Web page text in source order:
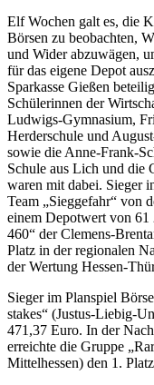
Elf Wochen galt es, die
Börsen zu beobachten,
und Wider abzuwägen,
für das eigene Depot
Sparkasse Gießen
Schülerinnen der
Ludwigs-Gymnasium,
Herderschule und
sowie die Anne-Frank-
Schule aus Lich und die
waren mit dabei. Sieger
Team „Sieggefahr“ von
einem Depotwert von 61
460“ der Clemens-
Platz in der regionalen
der Wertung Hessen-
Sieger im Planspiel
stakes“ (Justus-Liebig-
471,37 Euro. In der
erreichte die Gruppe
Mittelhessen) den 1.